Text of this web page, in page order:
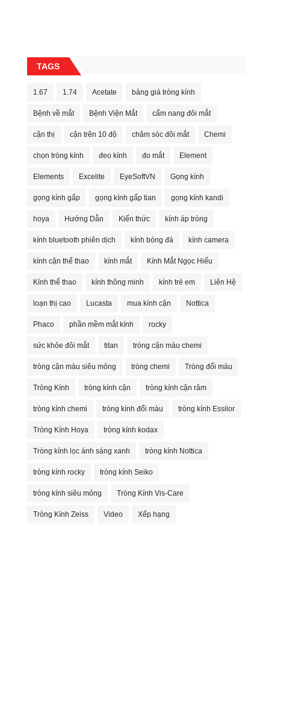
TAGS
1.67 1.74 Acetate bảng giá tròng kính
Bệnh về mắt Bệnh Viện Mắt cẩm nang đôi mắt
cận thị cận trên 10 độ chăm sóc đôi mắt Chemi
chọn tròng kính đeo kính đo mắt Element
Elements Excelite EyeSoftVN Gọng kính
gọng kính gấp gọng kính gấp tian gọng kính kandi
hoya Hướng Dẫn Kiến thức kính áp tròng
kính bluetooth phiên dịch kính bóng đá kính camera
kính cận thể thao kính mắt Kính Mắt Ngọc Hiếu
Kính thể thao kính thông minh kính trẻ em Liên Hệ
loạn thị cao Lucasta mua kính cận Nottica
Phaco phần mềm mắt kính rocky
sức khỏe đôi mắt titan tròng cận màu chemi
tròng cận màu siêu mỏng tròng chemi Tròng đổi màu
Tròng Kính tròng kính cận tròng kính cận râm
tròng kính chemi tròng kính đổi màu tròng kính Essilor
Tròng Kính Hoya tròng kính kodax
Tròng kính lọc ánh sáng xanh tròng kính Nottica
tròng kính rocky tròng kính Seiko
tròng kính siêu mỏng Tròng Kính Vis-Care
Tròng Kính Zeiss Video Xếp hạng